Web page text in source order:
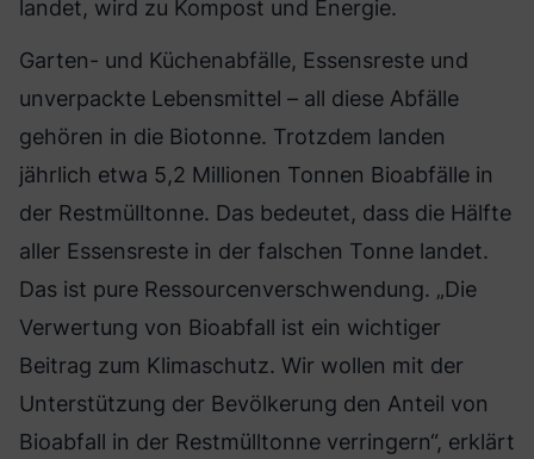
landet, wird zu Kompost und Energie.
Garten- und Küchenabfälle, Essensreste und
unverpackte Lebensmittel – all diese Abfälle
gehören in die Biotonne. Trotzdem landen
jährlich etwa 5,2 Millionen Tonnen Bioabfälle in
der Restmülltonne. Das bedeutet, dass die Hälfte
aller Essensreste in der falschen Tonne landet.
Das ist pure Ressourcenverschwendung. „Die
Verwertung von Bioabfall ist ein wichtiger
Beitrag zum Klimaschutz. Wir wollen mit der
Unterstützung der Bevölkerung den Anteil von
Bioabfall in der Restmülltonne verringern“, erklärt